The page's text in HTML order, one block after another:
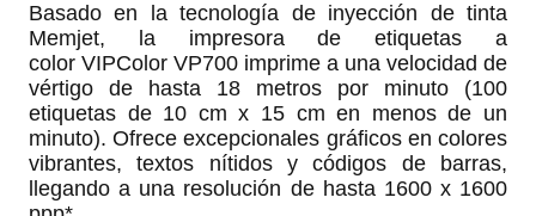
Basado en la tecnología de inyección de tinta
Memjet, la impresora de etiquetas a
color VIPColor VP700 imprime a una velocidad de
vértigo de hasta 18 metros por minuto (100
etiquetas de 10 cm x 15 cm en menos de un
minuto). Ofrece excepcionales gráficos en colores
vibrantes, textos nítidos y códigos de barras,
llegando a una resolución de hasta 1600 x 1600